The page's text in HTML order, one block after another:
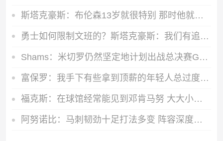
斯塔克豪斯：布伦森13岁就很特别 那时他就会侧步创造空间
勇士如何限制文班的？斯塔克豪斯：我们有追梦 纽约可用小个防他
Shams：米切罗仍然坚定地计划出战总决赛G1 他是在自己家中受伤的
富保罗：我手下有些拿到顶薪的年轻人总过度消费 但这钱不经花
福克斯：在球馆经常能见到邓肯马努 大大小小问题都能请教他们
阿努诺比：马刺韧劲十足打法多变 阵容深度很棒能持续提速